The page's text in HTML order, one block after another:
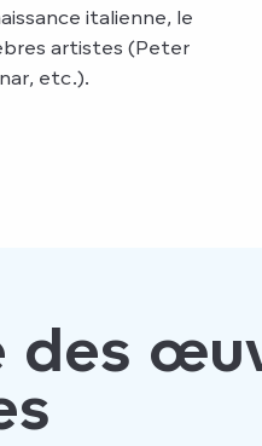
italienne, le
artistes (Peter
etc.).
des